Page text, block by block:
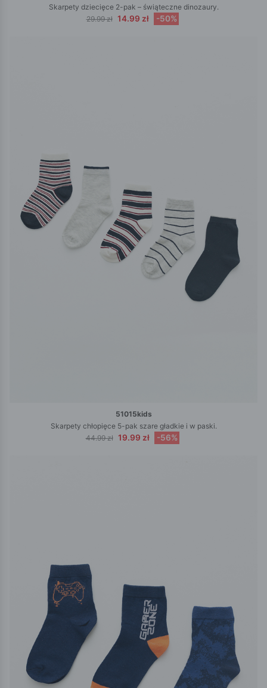
Skarpety dziecięce 2-pak – świąteczne dinozaury.
29.99 zł 14.99 zł -50%
51015kids
Skarpety chłopięce 5-pak szare gładkie i w paski.
44.99 zł 19.99 zł -56%